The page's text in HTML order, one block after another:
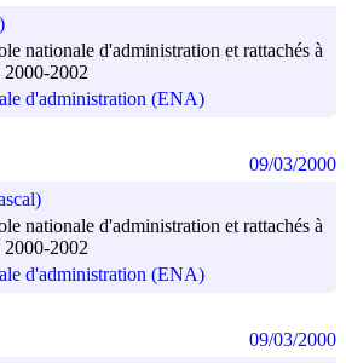
nationale d'administration et rattachés à
2002
d'administration (ENA)
nationale d'administration et rattachés à
2002
d'administration (ENA)
09/03/2000
09/03/2000